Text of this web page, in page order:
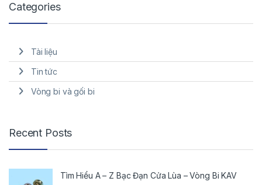
Categories
Tài liệu
Tin tức
Vòng bi và gối bi
Recent Posts
Tìm Hiểu A – Z Bạc Đạn Cửa Lùa – Vòng Bi KAV